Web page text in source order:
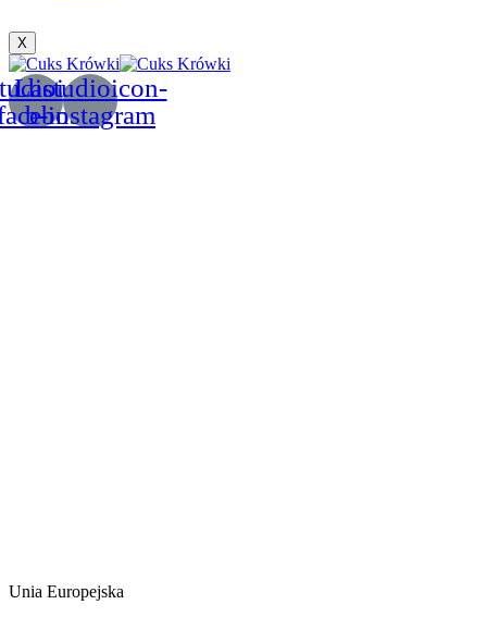
X
Lastudioicon-
b-instagram
Unia Europejska